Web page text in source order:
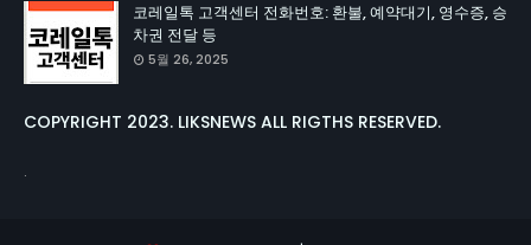
코레일톡 고객센터 전화번호: 환불, 예약대기, 영수증, 승
차권 전달 등
5월 26, 2025
COPYRIGHT 2023. LIKSNEWS ALL RIGTHS RESERVED.
.